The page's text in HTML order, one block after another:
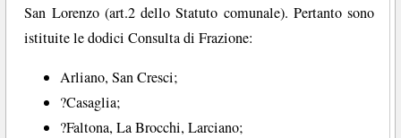
San Lorenzo (art.2 dello Statuto comunale). Pertanto sono
istituite le dodici Consulta di Frazione:
Arliano, San Cresci;
?Casaglia;
?Faltona, La Brocchi, Larciano;